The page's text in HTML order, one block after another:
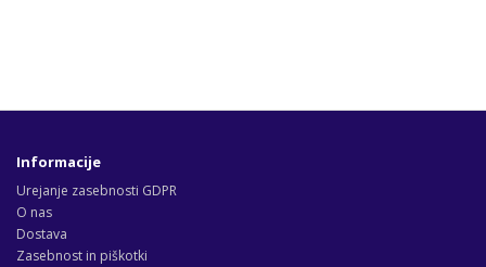
Informacije
Urejanje zasebnosti GDPR
O nas
Dostava
Zasebnost in piškotki